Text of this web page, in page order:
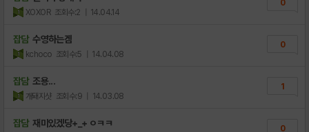
XOXOR 조회수:2 | 14.04.14
0
잡담 수영하는겜
kchoco 조회수:5 | 14.04.08
0
잡담 조용...
개돼지샷 조회수:9 | 14.03.08
1
잡담 재미있겠당+_+ ㅇㅋㅋ 0